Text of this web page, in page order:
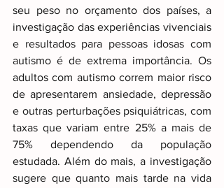
seu peso no orçamento dos países, a
investigação das experiências vivenciais
e resultados para pessoas idosas com
autismo é de extrema importância. Os
adultos com autismo correm maior risco
de apresentarem ansiedade, depressão
e outras perturbações psiquiátricas, com
taxas que variam entre 25% a mais de
75% dependendo da população
estudada. Além do mais, a investigação
sugere que quanto mais tarde na vida